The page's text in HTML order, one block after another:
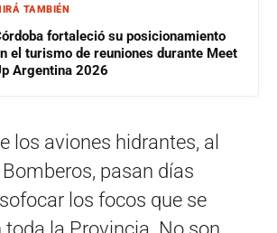
TAMBIÉN
fortaleció su posicionamiento
el turismo de reuniones durante Meet
Argentina 2026
los aviones hidrantes, al
pasan días
los focos que se